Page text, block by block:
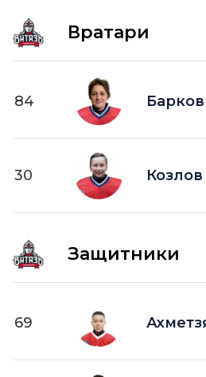
игрока на площадке
-2 —
игроков на площад
шайба забитая в
игрока на площадке
+2 — шайба забитая в
шайба забитая в
Вратари
84
30
Защитники
69